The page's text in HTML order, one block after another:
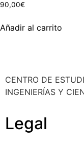
90,00€
Añadir al carrito
CENTRO DE
INGENIERÍAS Y
Legal